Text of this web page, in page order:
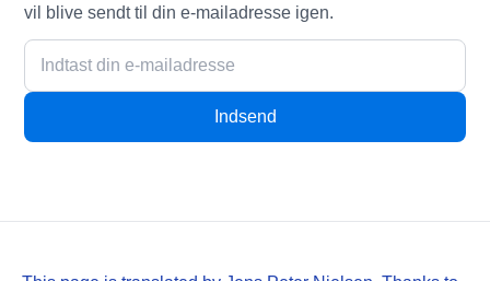
vil blive sendt til din e-mailadresse igen.